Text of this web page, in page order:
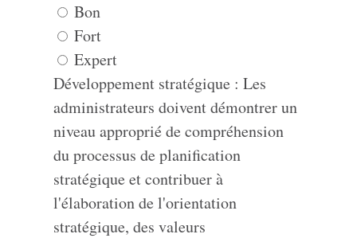
Bon
Fort
Expert
Développement stratégique : Les
administrateurs doivent démontrer un
niveau approprié de compréhension
du processus de planification
stratégique et contribuer à
l'élaboration de l'orientation
stratégique, des valeurs